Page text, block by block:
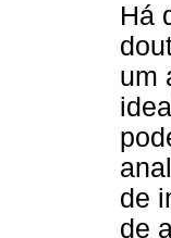
Há
um
de
de